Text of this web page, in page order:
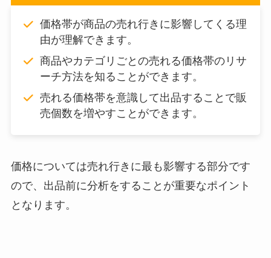
価格帯が商品の売れ行きに影響してくる理
由が理解できます。
商品やカテゴリごとの売れる価格帯のリサ
ーチ方法を知ることができます。
売れる価格帯を意識して出品することで販
売個数を増やすことができます。
価格については売れ行きに最も影響する部分です
ので、出品前に分析をすることが重要なポイント
となります。